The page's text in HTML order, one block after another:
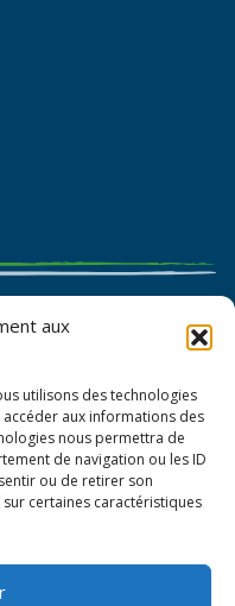
aux
utilisons des technologies
aux informations des
nous permettra de
de navigation ou les ID
ou de retirer son
certaines caractéristiques